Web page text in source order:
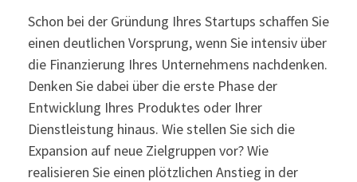
Schon bei der Gründung Ihres Startups schaffen Sie
einen deutlichen Vorsprung, wenn Sie intensiv über
die Finanzierung Ihres Unternehmens nachdenken.
Denken Sie dabei über die erste Phase der
Entwicklung Ihres Produktes oder Ihrer
Dienstleistung hinaus. Wie stellen Sie sich die
Expansion auf neue Zielgruppen vor? Wie
realisieren Sie einen plötzlichen Anstieg in der